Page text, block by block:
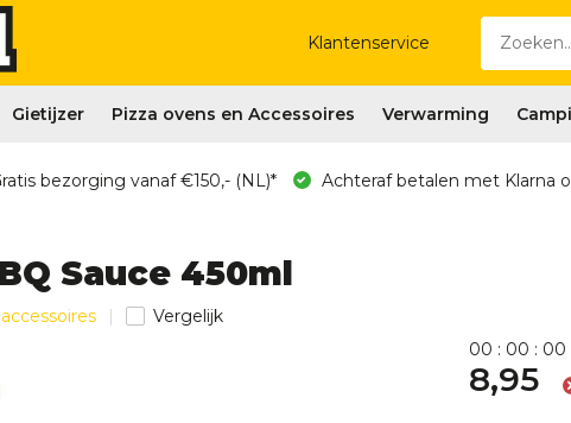
Klantenservice
Gietijzer Pizza ovens en Accessoires Verwarming
bezorging vanaf €150,- (NL)* Achteraf betalen met Klarna
Sauce 450ml
Vergelijk
00 : 00 : 00
8,95